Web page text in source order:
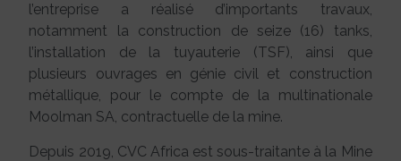
l’entreprise a réalisé d’importants travaux,
notamment la construction de seize (16) tanks,
l’installation de la tuyauterie (TSF), ainsi que
plusieurs ouvrages en génie civil et construction
métallique, pour le compte de la multinationale
Moolman SA, contractuelle de la mine.
Depuis 2019, CVC Africa est sous-traitante à la Mine